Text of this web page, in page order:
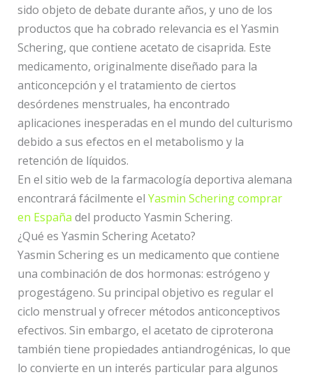
sido objeto de debate durante años, y uno de los
productos que ha cobrado relevancia es el Yasmin
Schering, que contiene acetato de cisaprida. Este
medicamento, originalmente diseñado para la
anticoncepción y el tratamiento de ciertos
desórdenes menstruales, ha encontrado
aplicaciones inesperadas en el mundo del culturismo
debido a sus efectos en el metabolismo y la
retención de líquidos.
En el sitio web de la farmacología deportiva alemana
encontrará fácilmente el Yasmin Schering comprar
en España del producto Yasmin Schering.
¿Qué es Yasmin Schering Acetato?
Yasmin Schering es un medicamento que contiene
una combinación de dos hormonas: estrógeno y
progestágeno. Su principal objetivo es regular el
ciclo menstrual y ofrecer métodos anticonceptivos
efectivos. Sin embargo, el acetato de ciproterona
también tiene propiedades antiandrogénicas, lo que
lo convierte en un interés particular para algunos